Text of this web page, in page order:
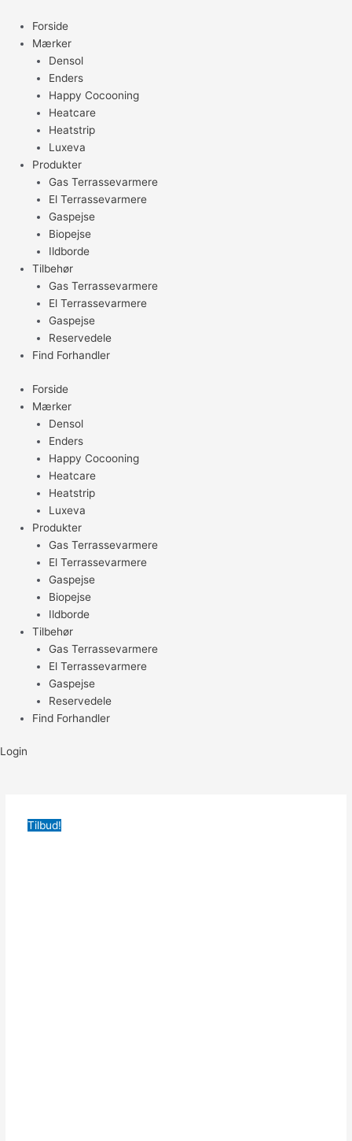
indholdet
Forside
Mærker
Densol
Enders
Happy Cocooning
Heatcare
Heatstrip
Luxeva
Produkter
Gas Terrassevarmere
El Terrassevarmere
Gaspejse
Biopejse
Ildborde
Tilbehør
Gas Terrassevarmere
El Terrassevarmere
Gaspejse
Reservedele
Find Forhandler
Forside
Mærker
Densol
Enders
Happy Cocooning
Heatcare
Heatstrip
Luxeva
Produkter
Gas Terrassevarmere
El Terrassevarmere
Gaspejse
Biopejse
Ildborde
Tilbehør
Gas Terrassevarmere
El Terrassevarmere
Gaspejse
Reservedele
Find Forhandler
Login
Tilbud!